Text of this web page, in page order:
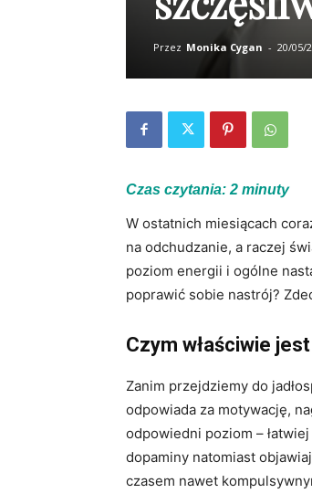
Przez Monika Cygan - 20/05/
Czas czytania: 2 minuty
W ostatnich miesiącach
na odchudzanie, a raczej
poziom energii i ogólne
poprawić sobie nastrój?
Czym właściwie
Zanim przejdziemy do
odpowiada za motywację,
odpowiedni poziom –
dopaminy natomiast
czasem nawet